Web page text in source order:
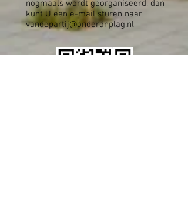
nogmaals wordt georganiseerd, dan
kunt U een e-mail sturen naar
vandepartij@onderdnplag.nl